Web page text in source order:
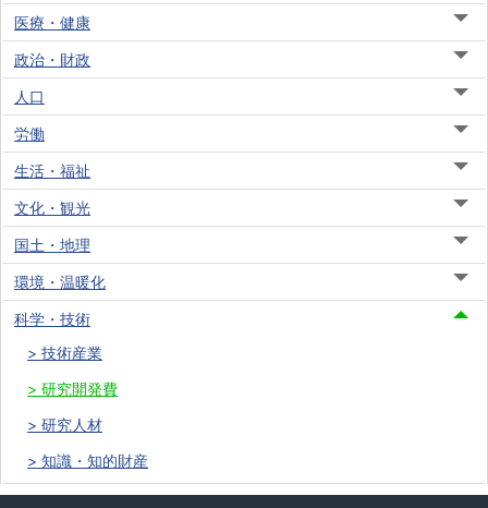
医療・健康
政治・財政
人口
労働
生活・福祉
文化・観光
国土・地理
環境・温暖化
科学・技術
技術産業
研究開発費
研究人材
知識・知的財産